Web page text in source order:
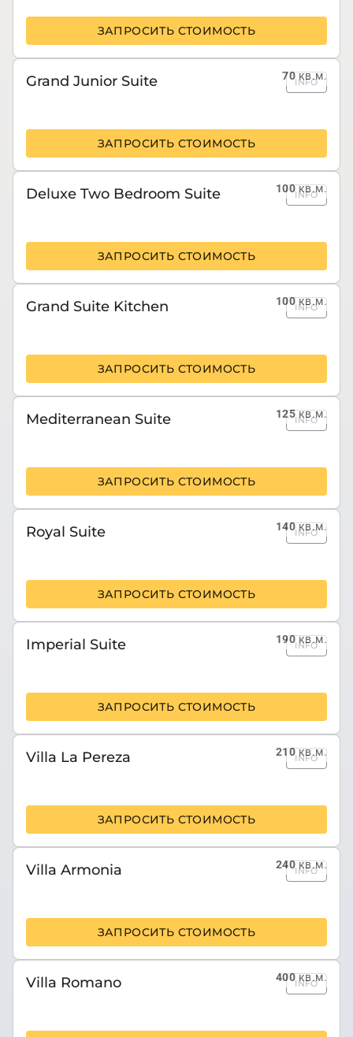
ЗАПРОСИТЬ СТОИМОСТЬ
70кв.м.
Grand Junior Suite INFO
ЗАПРОСИТЬ СТОИМОСТЬ
100кв.м.
Deluxe Two Bedroom Suite INFO
ЗАПРОСИТЬ СТОИМОСТЬ
100кв.м.
Grand Suite Kitchen INFO
ЗАПРОСИТЬ СТОИМОСТЬ
125кв.м.
Mediterranean Suite INFO
ЗАПРОСИТЬ СТОИМОСТЬ
140кв.м.
Royal Suite INFO
ЗАПРОСИТЬ СТОИМОСТЬ
190кв.м.
Imperial Suite INFO
ЗАПРОСИТЬ СТОИМОСТЬ
210кв.м.
Villa La Pereza INFO
ЗАПРОСИТЬ СТОИМОСТЬ
240кв.м.
Villa Armonia INFO
ЗАПРОСИТЬ СТОИМОСТЬ
400кв.м.
Villa Romano INFO